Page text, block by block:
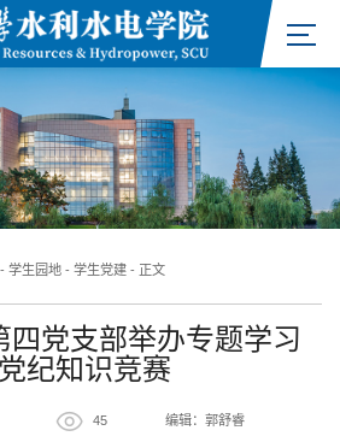
- 学生园地 - 学生党建 - 正文
四党支部举办专题学习
纪知识竞赛
45 编辑：郭舒睿